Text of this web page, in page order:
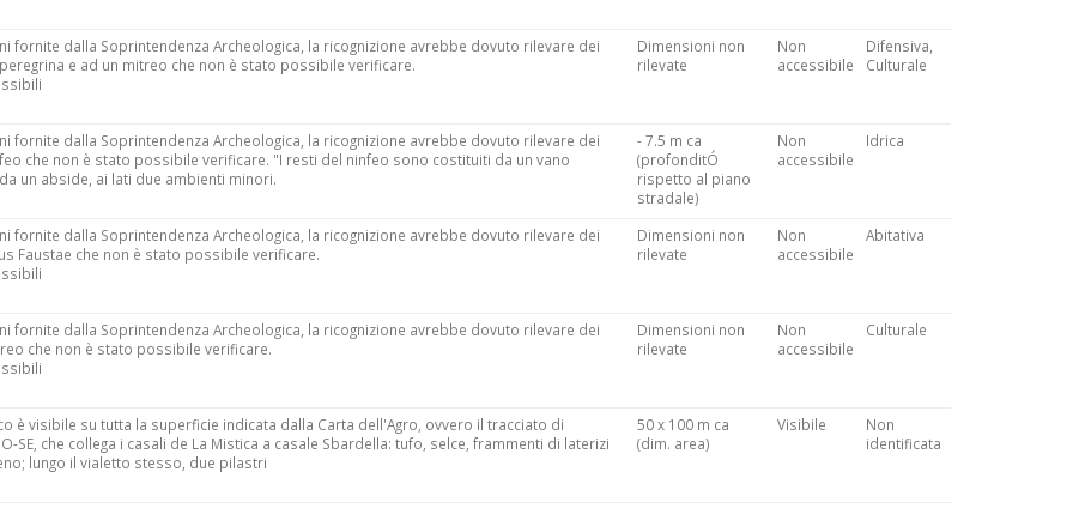
fornite dalla Soprintendenza Archeologica, la ricognizione avrebbe dovuto rilevare dei
e ad un mitreo che non è stato possibile verificare.
Dimensioni non
rilevate
Non
accessibile
Difensiva,
Culturale
fornite dalla Soprintendenza Archeologica, la ricognizione avrebbe dovuto rilevare dei
che non è stato possibile verificare. "I resti del ninfeo sono costituiti da un vano
un abside, ai lati due ambienti minori.
- 7.5 m ca
(profonditÓ
rispetto al piano
stradale)
Non
accessibile
Idrica
fornite dalla Soprintendenza Archeologica, la ricognizione avrebbe dovuto rilevare dei
Faustae che non è stato possibile verificare.
Dimensioni non
rilevate
Non
accessibile
Abitativa
fornite dalla Soprintendenza Archeologica, la ricognizione avrebbe dovuto rilevare dei
che non è stato possibile verificare.
Dimensioni non
rilevate
Non
accessibile
Culturale
è visibile su tutta la superficie indicata dalla Carta dell'Agro, ovvero il tracciato di
SE, che collega i casali de La Mistica a casale Sbardella: tufo, selce, frammenti di laterizi
lungo il vialetto stesso, due pilastri
50 x 100 m ca
(dim. area)
Visibile
Non
identificata